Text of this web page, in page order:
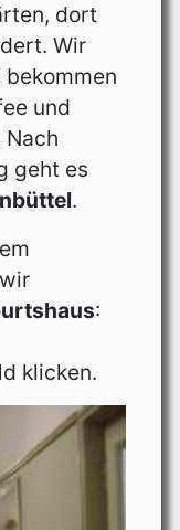
dort
Wir
und
geht es
.
:
klicken.